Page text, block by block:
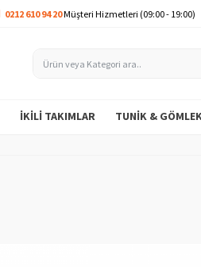
0212 610 94 20Müşteri Hizmetleri (09:00 - 19:00)
İKILI TAKIMLAR TUNIK & GÖMLEK